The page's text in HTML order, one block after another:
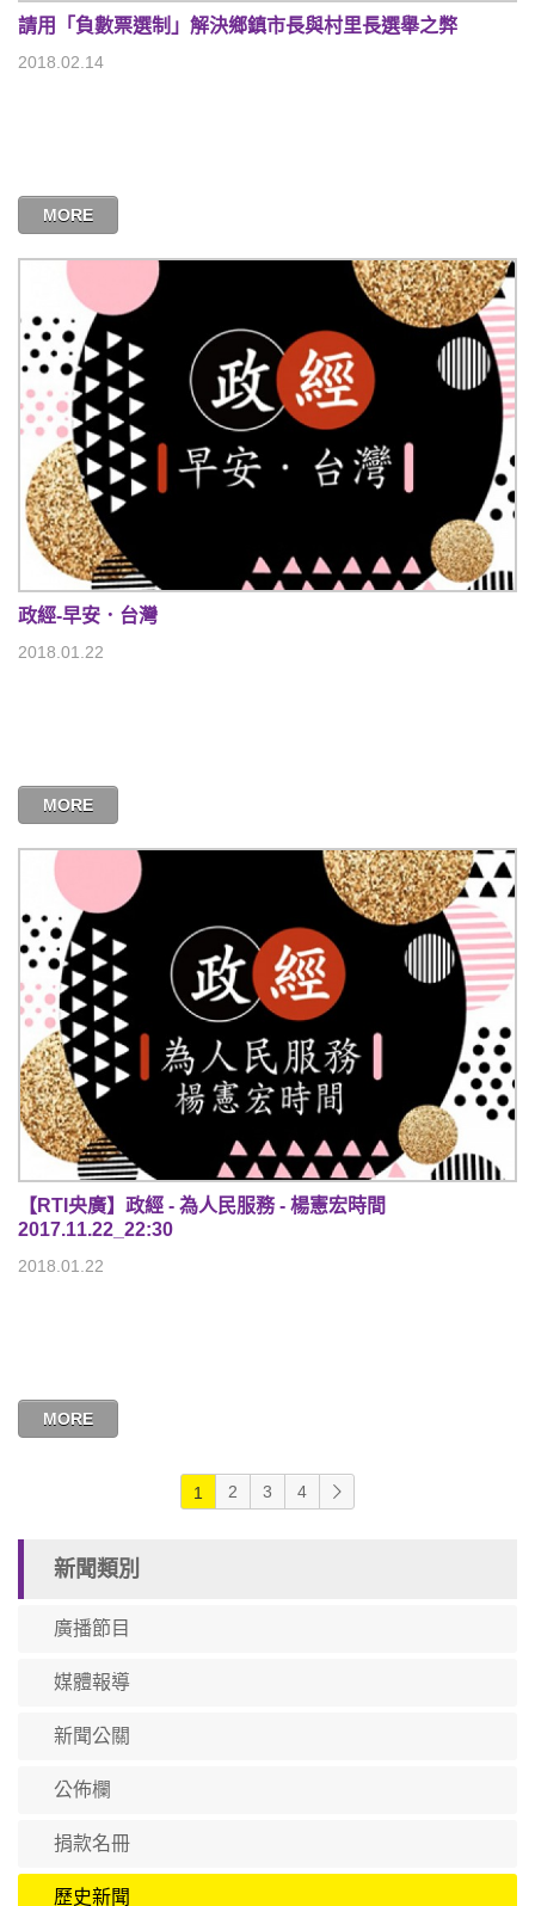
請用「負數票選制」解決鄉鎮市長與村里長選舉之弊
2018.02.14
MORE
政經-早安．台灣
2018.01.22
MORE
【RTI央廣】政經 - 為人民服務 - 楊憲宏時間
2017.11.22_22:30
2018.01.22
MORE
1 2 3 4
新聞類別
廣播節目
媒體報導
新聞公關
公佈欄
捐款名冊
歷史新聞